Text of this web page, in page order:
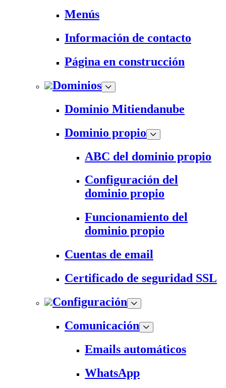
Menús
Información de contacto
Página en construcción
Dominios
Dominio Mitiendanube
Dominio propio
ABC del dominio propio
Configuración del
dominio propio
Funcionamiento del
dominio propio
Cuentas de email
Certificado de seguridad SSL
Configuración
Comunicación
Emails automáticos
WhatsApp